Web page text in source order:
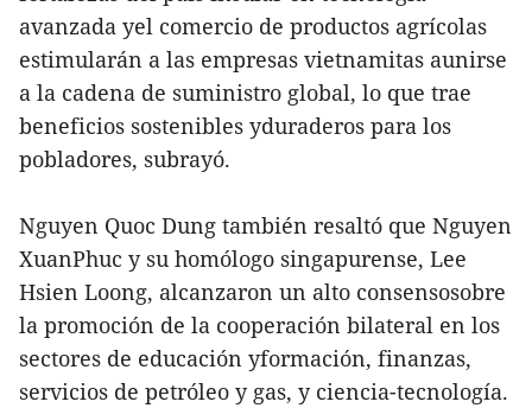
avanzada yel comercio de productos agrícolas
estimularán a las empresas vietnamitas aunirse
a la cadena de suministro global, lo que trae
beneficios sostenibles yduraderos para los
pobladores, subrayó.
Nguyen Quoc Dung también resaltó que Nguyen
XuanPhuc y su homólogo singapurense, Lee
Hsien Loong, alcanzaron un alto consensosobre
la promoción de la cooperación bilateral en los
sectores de educación yformación, finanzas,
servicios de petróleo y gas, y ciencia-tecnología.